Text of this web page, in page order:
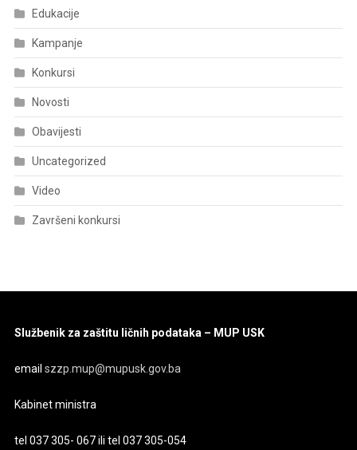
Edukacije
Kampanje
Konkursi
Novosti
Obavijesti
Uncategorized
Video
Završeni konkursi
Službenik za zaštitu ličnih podataka – MUP USK
emailszzp.mup@mupusk.gov.ba
Kabinet ministra
tel 037 305- 067 ili tel 037 305-054